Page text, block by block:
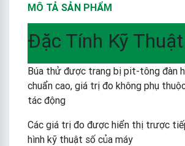
MÔ TẢ SẢN PHẨM
Đặc Tính Kỹ Thuật
Búa thử được trang bị pit-tông đàn
chuẩn cao, giá trị đo không phụ
tác động
Các giá trị đo được hiển thị trược
hình kỹ thuật số của máy